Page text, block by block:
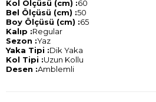
Kol Ölçüsü (cm) :60
Bel Ölçüsü (cm) :50
Boy Ölçüsü (cm) :65
Kalıp :Regular
Sezon :Yaz
Yaka Tipi :Dik Yaka
Kol Tipi :Uzun Kollu
Desen :Amblemli